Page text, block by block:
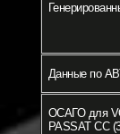
Данные по
ОСАГО для
PASSAT CC